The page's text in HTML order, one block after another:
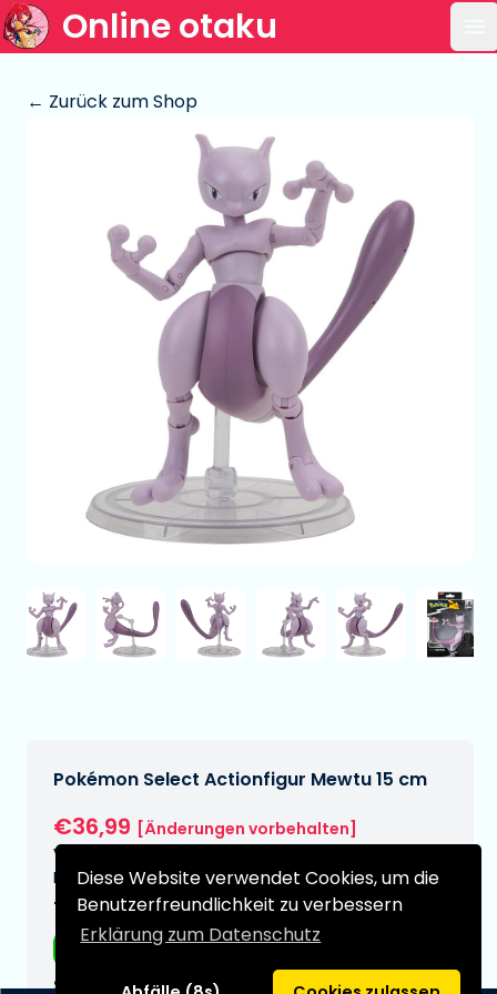
Diese Website verwendet Cookies, um die
Benutzerfreundlichkeit zu verbessern
Erklärung zum Datenschutz
Online otaku
← Zurück zum Shop
Pokémon Select Actionfigur Mewtu 15 cm
€36,99 [Änderungen vorbehalten]
Voraussichtliches Lieferdatum:
N/A
Typ:
Anime-Figuren
Serie: